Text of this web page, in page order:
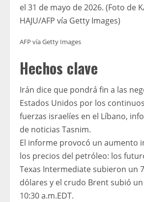
el 31 de mayo de 2026. (Foto de
HAJU/AFP vía Getty Images)
AFP vía Getty Images
Hechos clave
Irán dice que pondrá fin a las
Estados Unidos por los
fuerzas israelíes en el Líbano,
de noticias Tasnim.
El informe provocó un aumento
los precios del petróleo: los
Texas Intermediate subieron un
dólares y el crudo Brent subió un
10:30 a.m.EDT.